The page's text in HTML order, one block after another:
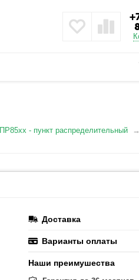
ПР85хх - пункт распределительный
Доставка
Варианты оплаты
Наши преимушества